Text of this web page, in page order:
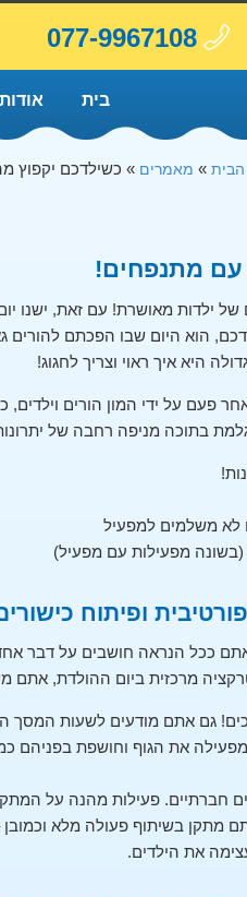
077-9967108
בית אודות
» מאמרים » כשילדכם יקפוץ
עם מתנפחים!
ילדות מאושרת! עם זאת, ישנו
הוא היום שבו הפכתם
היא איך ראוי וצריך לחגוג!
על ידי המון הורים וילדים,
בתוכה מניפה רחבה של
לא משלמים למפעיל
(בשונה מפעילות עם מפעיל)
ופיתוח
ככל הנראה חושבים על דבר
מרכזית ביום ההולדת, אתם
גם אתם מודעים לשעות המסך
את הגוף וחושפת בפניהם
חברתיים. פעילות מהנה על
מתקן בשיתוף פעולה מלא וכמובן
את הילדים.